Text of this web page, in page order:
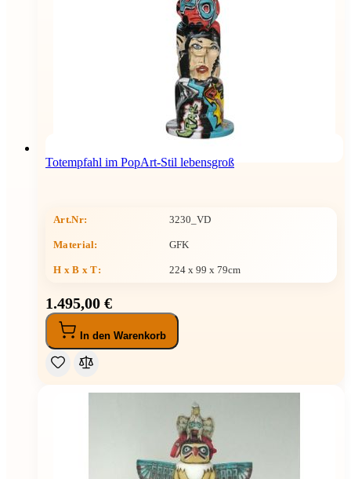
Totempfahl im PopArt-Stil lebensgroß
Art.Nr: 3230_VD
Material: GFK
H x B x T: 224 x 99 x 79cm
1.495,00 €
In den Warenkorb